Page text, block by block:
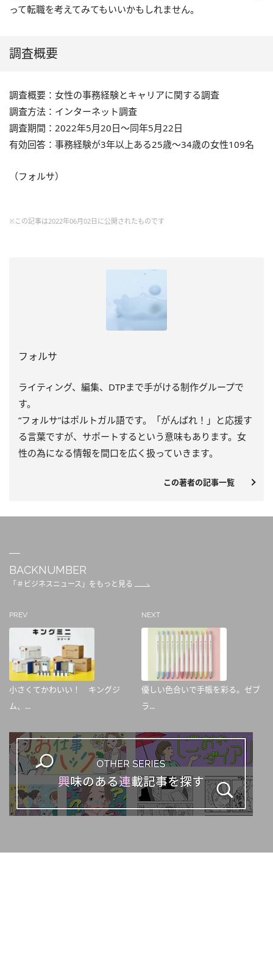
って転職を考えてみてもいいかもしれません。
調査概要
調査概要：女性の事務経験とキャリアに関する調査
調査方法：インターネット調査
調査期間：2022年5月20日～同年5月22日
有効回答：事務経験が3年以上ある25歳～34歳の女性109名
（フォルサ）
※この記事は2022年06月02日に公開されたものです
フォルサ
ライティング、編集、DTPまで手がける制作グループで
す。
“フォルサ”はポルトガル語です。「がんばれ！」と応援す
る言葉ですが、サポートするという意味もあります。女
性の為になる情報を間口を広く扱っていきます。
この著者の記事一覧
BACKNUMBER
「＃ビジネスニュース」をもっと見る
PREV
小さくてかわいい！ キングジ
ム、...
NEXT
優しい色合いで手帳を彩る。ゼブ
ラ...